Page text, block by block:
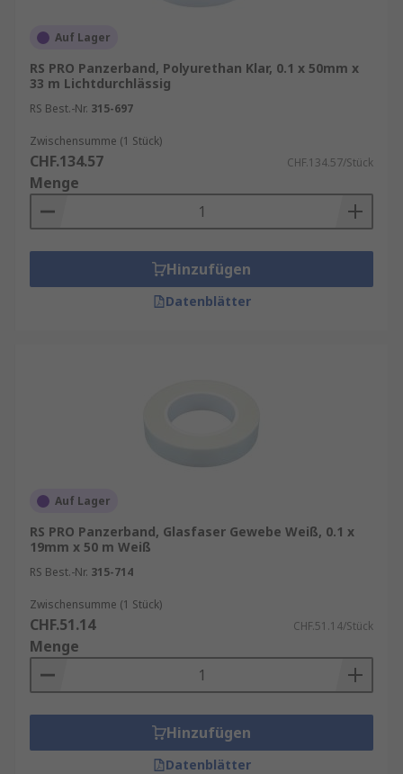
Auf Lager
RS PRO Panzerband, Polyurethan Klar, 0.1 x 50mm x
33 m Lichtdurchlässig
RS Best.-Nr. 315-697
Zwischensumme (1 Stück)
CHF.134.57 CHF.134.57/Stück
Menge
Hinzufügen
Datenblätter
Auf Lager
RS PRO Panzerband, Glasfaser Gewebe Weiß, 0.1 x
19mm x 50 m Weiß
RS Best.-Nr. 315-714
Zwischensumme (1 Stück)
CHF.51.14 CHF.51.14/Stück
Menge
Hinzufügen
Datenblätter